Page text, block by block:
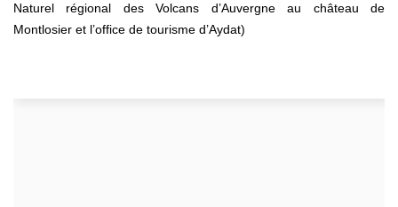
Naturel régional des Volcans d’Auvergne au château de
Montlosier et l’office de tourisme d’Aydat)